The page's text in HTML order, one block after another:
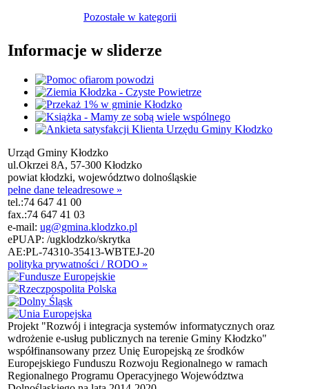
Pozostałe w kategorii
Informacje w sliderze
Urząd Gminy Kłodzko
ul.Okrzei 8A, 57-300 Kłodzko
powiat kłodzki, województwo dolnośląskie
pełne dane teleadresowe »
tel.:74 647 41 00
fax.:74 647 41 03
e-mail: ug@gmina.klodzko.pl
ePUAP: /ugklodzko/skrytka
AE:PL-74310-35413-WBTEJ-20
polityka prywatności / RODO »
Projekt "Rozwój i integracja systemów informatycznych oraz
wdrożenie e-usług publicznych na terenie Gminy Kłodzko"
współfinansowany przez Unię Europejską ze środków
Europejskiego Funduszu Rozwoju Regionalnego w ramach
Regionalnego Programu Operacyjnego Województwa